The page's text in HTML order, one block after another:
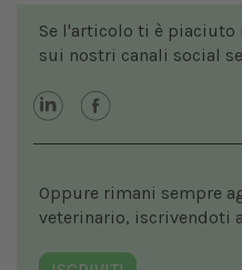
Se l'articolo ti è
sui nostri canali social
Oppure rimani sempre
veterinario, iscrivendoti